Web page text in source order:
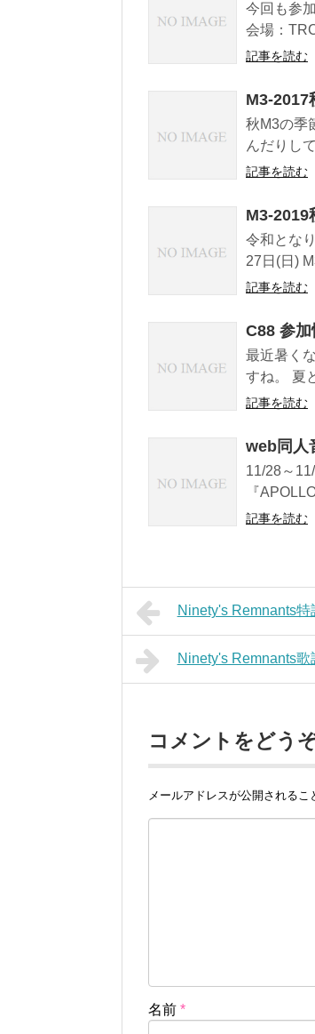
今回も参
会場：
記事を読む
M3-
秋M3の季
んだりし
記事を読む
M3-
令和とな
27日(日)
記事を読む
C88 参加
最近暑く
すね。 夏
記事を読む
web同人
11/28～
『
記事を読む
Ninety's Remnants特
Ninety's Remnants
コメントをどう
メールアドレスが公開されるこ
名前 *